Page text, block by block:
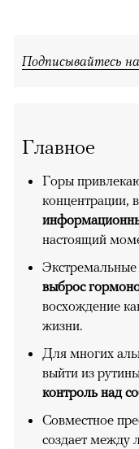
Подписывайтесь
Главное
Горы
концентрации,
настоящий
выброс
восхождение
жизни.
Для многих
выйти из
контроль над
Совместное
создает между